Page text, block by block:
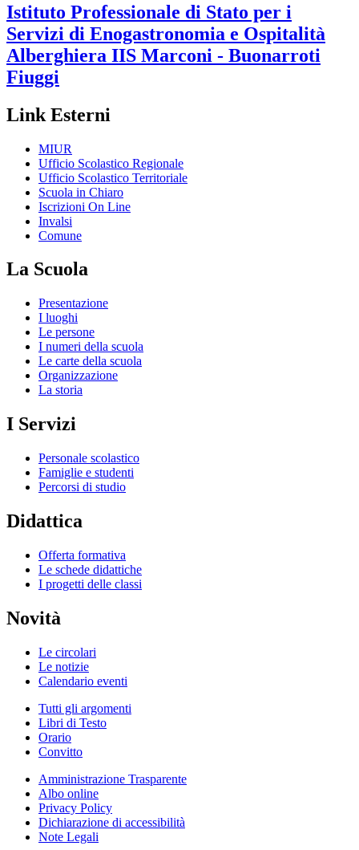
Istituto Professionale di Stato per i
Servizi di Enogastronomia e Ospitalità
Alberghiera IIS Marconi - Buonarroti
Fiuggi
Link Esterni
MIUR
Ufficio Scolastico Regionale
Ufficio Scolastico Territoriale
Scuola in Chiaro
Iscrizioni On Line
Invalsi
Comune
La Scuola
Presentazione
I luoghi
Le persone
I numeri della scuola
Le carte della scuola
Organizzazione
La storia
I Servizi
Personale scolastico
Famiglie e studenti
Percorsi di studio
Didattica
Offerta formativa
Le schede didattiche
I progetti delle classi
Novità
Le circolari
Le notizie
Calendario eventi
Tutti gli argomenti
Libri di Testo
Orario
Convitto
Amministrazione Trasparente
Albo online
Privacy Policy
Dichiarazione di accessibilità
Note Legali